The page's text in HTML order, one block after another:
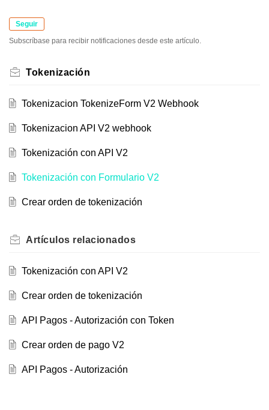
Seguir
Subscríbase para recibir notificaciones desde este artículo.
Tokenización
Tokenizacion TokenizeForm V2 Webhook
Tokenizacion API V2 webhook
Tokenización con API V2
Tokenización con Formulario V2
Crear orden de tokenización
Artículos relacionados
Tokenización con API V2
Crear orden de tokenización
API Pagos - Autorización con Token
Crear orden de pago V2
API Pagos - Autorización